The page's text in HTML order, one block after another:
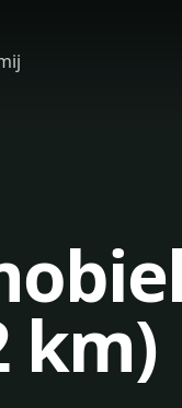
km)